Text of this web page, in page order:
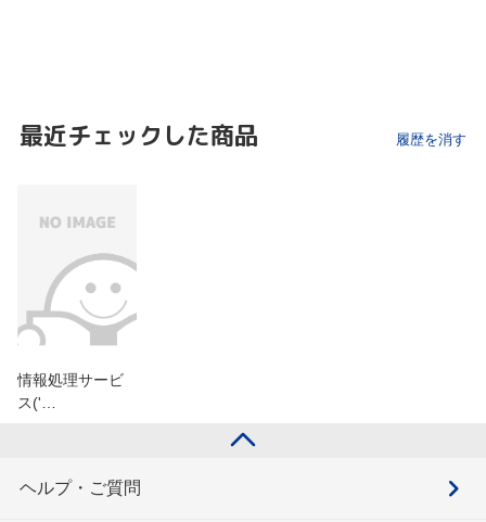
最近チェックした商品 履歴を消す
情報処理サービ
ス('…
ヘルプ・ご質問